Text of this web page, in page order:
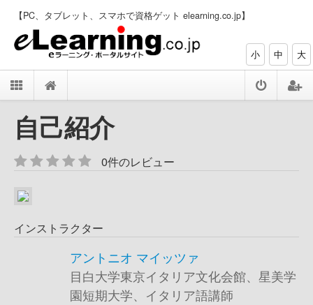
【PC、タブレット、スマホで資格ゲット elearning.co.jp】
小 中 大
自己紹介
0件のレビュー
インストラクター
アントニオ マイッツァ
目白大学東京イタリア文化会館、星美学
園短期大学、イタリア語講師